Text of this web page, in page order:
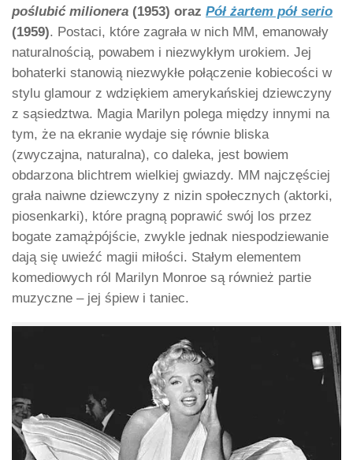
poślubić milionera (1953) oraz Pół żartem pół serio
(1959). Postaci, które zagrała w nich MM, emanowały
naturalnością, powabem i niezwykłym urokiem. Jej
bohaterki stanowią niezwykłe połączenie kobiecości w
stylu glamour z wdziękiem amerykańskiej dziewczyny
z sąsiedztwa. Magia Marilyn polega między innymi na
tym, że na ekranie wydaje się równie bliska
(zwyczajna, naturalna), co daleka, jest bowiem
obdarzona blichtrem wielkiej gwiazdy. MM najczęściej
grała naiwne dziewczyny z nizin społecznych (aktorki,
piosenkarki), które pragną poprawić swój los przez
bogate zamążpójście, zwykle jednak niespodziewanie
dają się uwieźć magii miłości. Stałym elementem
komediowych ról Marilyn Monroe są również partie
muzyczne – jej śpiew i taniec.